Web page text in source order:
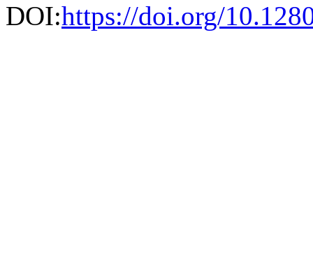
DOI:https://doi.org/